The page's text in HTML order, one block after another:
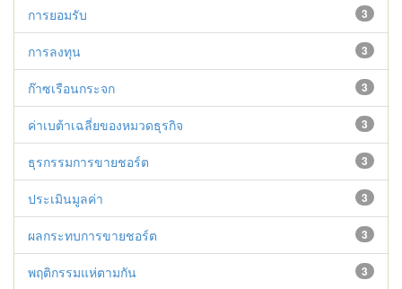
3
การยอมรับ
3
การลงทุน
3
ก๊าซเรือนกระจก
3
ค่าเบต้าเฉลี่ยของหมวดธุรกิจ
3
ธุรกรรมการขายชอร์ต
3
ประเมินมูลค่า
3
ผลกระทบการขายชอร์ต
3
พฤติกรรมแห่ตามกัน